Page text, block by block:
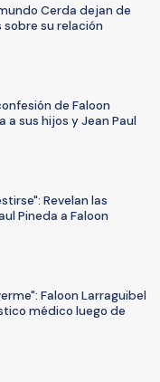
Cerda dejan de
su relación
de Faloon
a sus hijos y Jean Paul
Revelan las
Pineda a Faloon
Faloon Larraguibel
médico luego de